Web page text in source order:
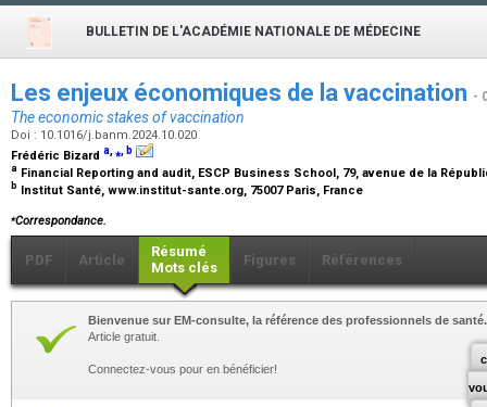
BULLETIN DE L'ACADÉMIE NATIONALE DE MÉDECINE
Les enjeux économiques de la vaccination -
The economic stakes of vaccination
Doi : 10.1016/j.banm.2024.10.020
Frédéric Bizard a,⁎, b
a Financial Reporting and audit, ESCP Business School, 79, avenue de la
b Institut Santé, www.institut-sante.org, 75007 Paris, France
⁎Correspondance.
PDF Article
Résumé
Mots clés
Figures Références
Bienvenue sur EM-consulte, la référence des professionnels de santé.
Article gratuit.
Connectez-vous pour en bénéficier!